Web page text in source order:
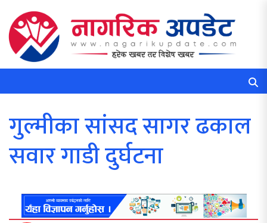
गुल्मीका सांसद सागर ढकाल
सवार गाडी दुर्घटना